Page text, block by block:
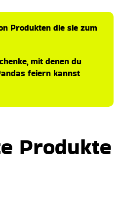
Produkten die sie zum
mit denen du
feiern kannst
Produkte